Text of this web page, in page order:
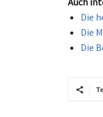
Die
Die
Die